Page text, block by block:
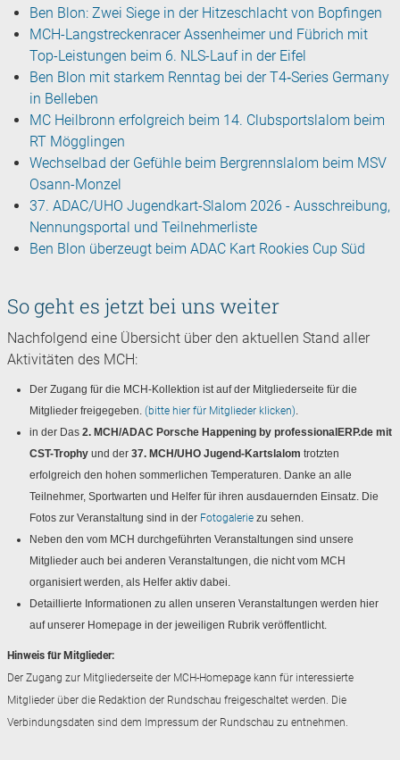
Ben Blon: Zwei Siege in der Hitzeschlacht von Bopfingen
MCH-Langstreckenracer Assenheimer und Fübrich mit
Top-Leistungen beim 6. NLS-Lauf in der Eifel
Ben Blon mit starkem Renntag bei der T4‑Series Germany
in Belleben
MC Heilbronn erfolgreich beim 14. Clubsportslalom beim
RT Mögglingen
Wechselbad der Gefühle beim Bergrennslalom beim MSV
Osann-Monzel
37. ADAC/UHO Jugendkart-Slalom 2026 - Ausschreibung,
Nennungsportal und Teilnehmerliste
Ben Blon überzeugt beim ADAC Kart Rookies Cup Süd
So geht es jetzt bei uns weiter
Nachfolgend eine Übersicht über den aktuellen Stand aller
Aktivitäten des MCH:
Der Zugang für die MCH-Kollektion ist auf der Mitgliederseite für die
Mitglieder freigegeben. (bitte hier für Mitglieder klicken).
in der Das 2. MCH/ADAC Porsche Happening by professionalERP.de mit
CST-Trophy und der 37. MCH/UHO Jugend-Kartslalom trotzten
erfolgreich den hohen sommerlichen Temperaturen. Danke an alle
Teilnehmer, Sportwarten und Helfer für ihren ausdauernden Einsatz. Die
Fotos zur Veranstaltung sind in der Fotogalerie zu sehen.
Neben den vom MCH durchgeführten Veranstaltungen sind unsere
Mitglieder auch bei anderen Veranstaltungen, die nicht vom MCH
organisiert werden, als Helfer aktiv dabei.
Detaillierte Informationen zu allen unseren Veranstaltungen werden hier
auf unserer Homepage in der jeweiligen Rubrik veröffentlicht.
Hinweis für Mitglieder:
Der Zugang zur Mitgliederseite der MCH-Homepage kann für interessierte
Mitglieder über die Redaktion der Rundschau freigeschaltet werden. Die
Verbindungsdaten sind dem Impressum der Rundschau zu entnehmen.